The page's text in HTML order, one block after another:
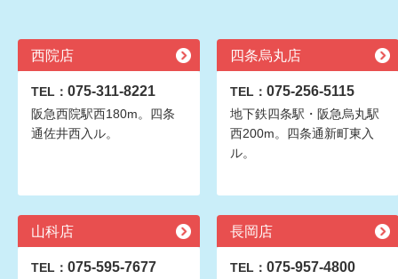
西院店
TEL： 075-311-8221
阪急西院駅西180m。四条
通佐井西入ル。
四条烏丸店
TEL： 075-256-5115
地下鉄四条駅・阪急烏丸駅
西200m。四条通新町東入
ル。
山科店
TEL： 075-595-7677
長岡店
TEL： 075-957-4800